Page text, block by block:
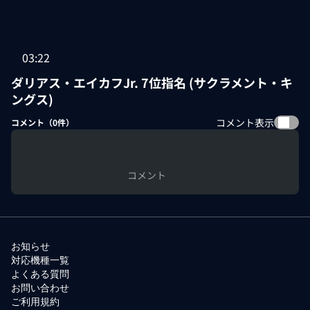
03:22
ダリアス・エイカフJr. 7位指名 (サクラメント・キ
ングス)
コメント（0件） コメント表示
コメント
お知らせ
対応機種一覧
よくある質問
お問い合わせ
ご利用規約